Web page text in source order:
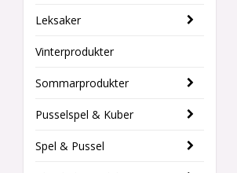
Leksaker
Vinterprodukter
Sommarprodukter
Pusselspel & Kuber
Spel & Pussel